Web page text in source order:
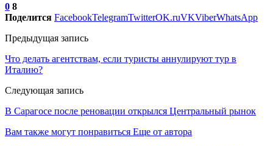
0 8
Поделится FacebookTelegramTwitterOK.ruVKViberWhatsApp
Предыдущая запись
Что делать агентствам, если туристы аннулируют тур в
Италию?
Следующая запись
В Сарагосе после реновации открылся Центральный рынок
Вам также могут понравиться Еще от автора